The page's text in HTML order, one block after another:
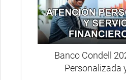
Banco Condell
Personalizada